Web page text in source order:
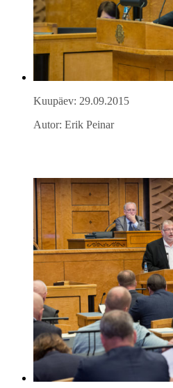
Kuupäev: 29.09.2015
Autor: Erik Peinar